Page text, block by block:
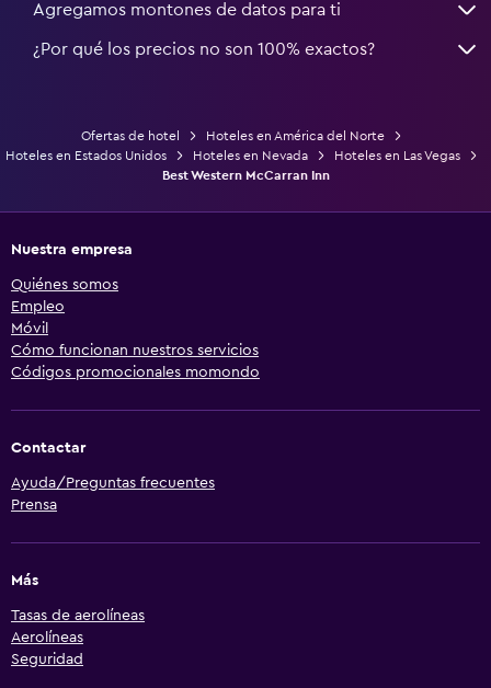
Agregamos montones de datos para ti
¿Por qué los precios no son 100% exactos?
Ofertas de hotel
Hoteles en América del Norte
Hoteles en Estados Unidos
Hoteles en Nevada
Hoteles en Las Vegas
Best Western McCarran Inn
Nuestra empresa
Quiénes somos
Empleo
Móvil
Cómo funcionan nuestros servicios
Códigos promocionales momondo
Contactar
Ayuda/Preguntas frecuentes
Prensa
Más
Tasas de aerolíneas
Aerolíneas
Seguridad